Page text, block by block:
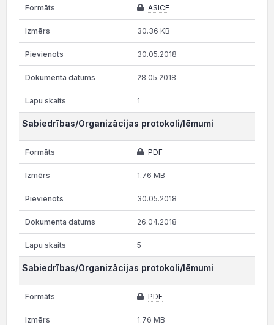
ASICE
30.36 KB
30.05.2018
28.05.2018
1
Sabiedrības/Organizācijas protokoli/lēmumi
PDF
1.76 MB
30.05.2018
26.04.2018
5
Sabiedrības/Organizācijas protokoli/lēmumi
PDF
1.76 MB